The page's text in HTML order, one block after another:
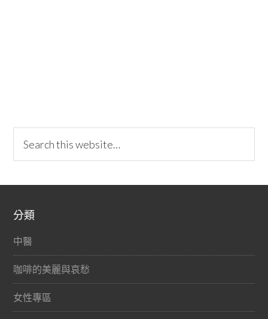
分類
中醫
咖啡的美麗與哀愁
女性專區